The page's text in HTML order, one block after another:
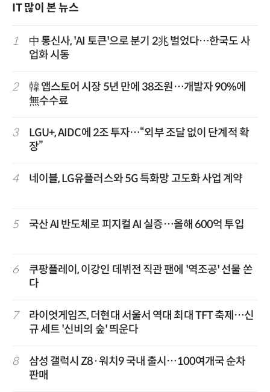
IT 많이 본 뉴스
1
中 통신사, 'AI 토큰'으로 분기 2兆 벌었다…한국도 사
업화 시동
2
韓 앱스토어 시장 5년 만에 38조원…개발자 90%에
無수수료
3
LGU+, AIDC에 2조 투자…“외부 조달 없이 단계적 확
장”
4 네이블, LG유플러스와 5G 특화망 고도화 사업 계약
5 국산 AI 반도체로 피지컬 AI 실증…올해 600억 투입
6
쿠팡플레이, 이강인 데뷔전 직관 팬에 '역조공' 선물 쏜
다
7
라이엇게임즈, 더현대 서울서 역대 최대 TFT 축제…신
규 세트 '신비의 숲' 띄운다
8
삼성 갤럭시 Z8·워치9 국내 출시…100여개국 순차
판매